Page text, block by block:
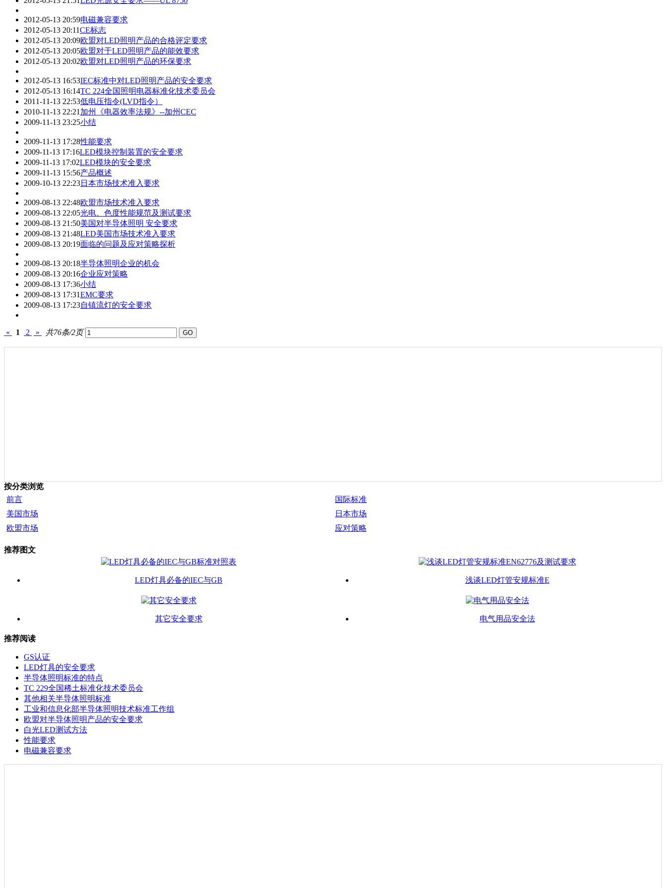
2012-05-13 20:59电磁兼容要求
2012-05-13 20:11CE标志
2012-05-13 20:09欧盟对LED照明产品的合格评定要求
2012-05-13 20:05欧盟对于LED照明产品的能效要求
2012-05-13 20:02欧盟对LED照明产品的环保要求
2012-05-13 16:53IEC标准中对LED照明产品的安全要求
2012-05-13 16:14TC 224全国照明电器标准化技术委员会
2011-11-13 22:53低电压指令(LVD指令）
2010-11-13 22:21加州《电器效率法规》--加州CEC
2009-11-13 23:25小结
2009-11-13 17:28性能要求
2009-11-13 17:16LED模块控制装置的安全要求
2009-11-13 17:02LED模块的安全要求
2009-11-13 15:56产品概述
2009-10-13 22:23日本市场技术准入要求
2009-08-13 22:48欧盟市场技术准入要求
2009-08-13 22:05光电、色度性能规范及测试要求
2009-08-13 21:50美国对半导体照明 安全要求
2009-08-13 21:48LED美国市场技术准入要求
2009-08-13 20:19面临的问题及应对策略探析
2009-08-13 20:18半导体照明企业的机会
2009-08-13 20:16企业应对策略
2009-08-13 17:36小结
2009-08-13 17:31EMC要求
2009-08-13 17:23自镇流灯的安全要求
« 1 2 » 共76条/2页
按分类浏览
前言
国际标准
美国市场
日本市场
欧盟市场
应对策略
推荐图文
LED灯具必备的IEC与GB 浅谈LED灯管安规标准E
其它安全要求 电气用品安全法
推荐阅读
GS认证
LED灯具的安全要求
半导体照明标准的特点
TC 229全国稀土标准化技术委员会
其他相关半导体照明标准
工业和信息化部半导体照明技术标准工作组
欧盟对半导体照明产品的安全要求
白光LED测试方法
性能要求
电磁兼容要求